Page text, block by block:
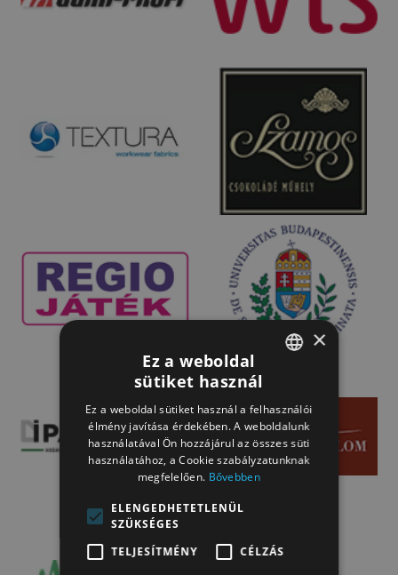
HUNGARIAN
HUNGARIAN
×
Ez a weboldal
sütiket használ
Ez a weboldal sütiket használ a felhasználói
élmény javítása érdekében. A weboldalunk
használatával Ön hozzájárul az összes süti
használatához, a Cookie szabályzatunknak
megfelelően. Bővebben
ELENGEDHETETLENÜL
SZÜKSÉGES
TELJESÍTMÉNY
CÉLZÁS